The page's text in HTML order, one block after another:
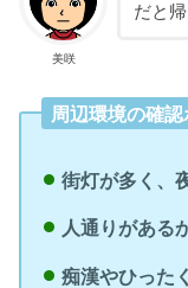
美咲
だと
周辺環境の確認
街灯が多く、
人通りがある
痴漢やひった